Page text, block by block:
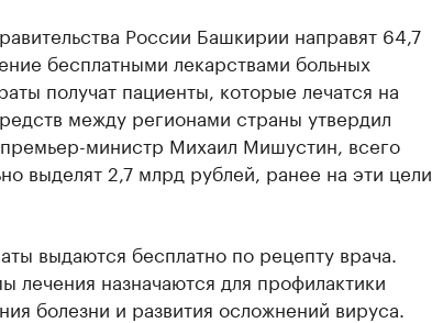
России Башкирии направят 64,7
бесплатными лекарствами больных
получат пациенты, которые лечатся на
между регионами страны утвердил
министр Михаил Мишустин, всего
выделят 2,7 млрд рублей, ранее на эти цели
выдаются бесплатно по рецепту врача.
лечения назначаются для профилактики
болезни и развития осложнений вируса.